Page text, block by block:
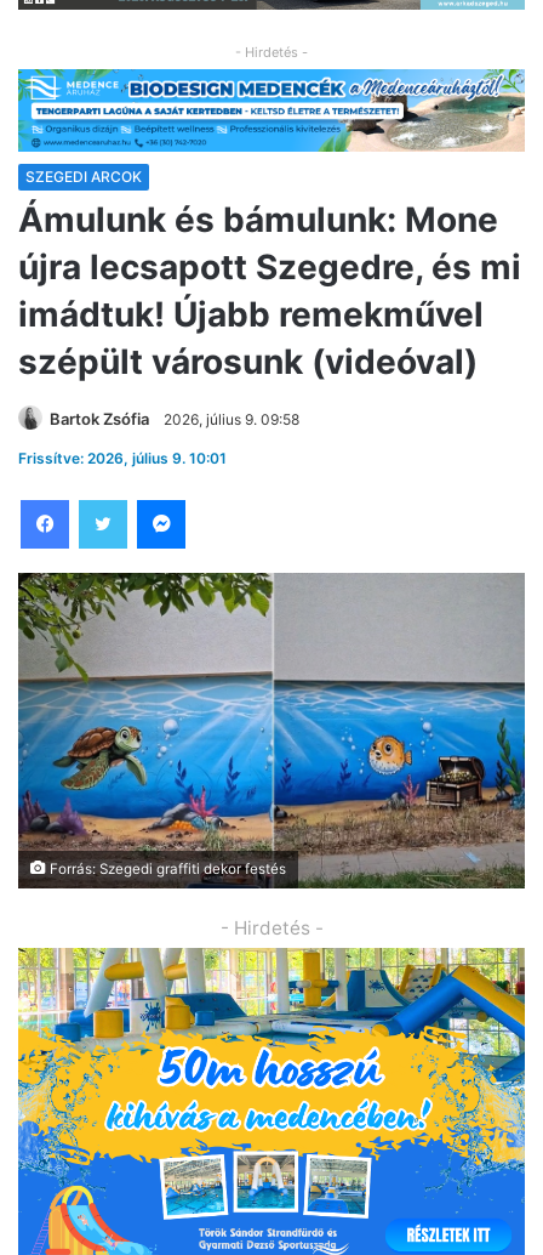
- Hirdetés -
SZEGEDI ARCOK
Ámulunk és bámulunk: Mone
újra lecsapott Szegedre, és mi
imádtuk! Újabb remekművel
szépült városunk (videóval)
Bartok Zsófia 2026, július 9. 09:58
Frissítve: 2026, július 9. 10:01
Forrás: Szegedi graffiti dekor festés
- Hirdetés -